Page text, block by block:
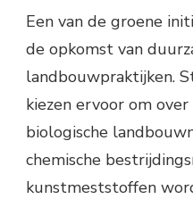
Een van de groene
de opkomst van
landbouwpraktijken.
kiezen ervoor om
biologische
chemische
kunstmeststoffen